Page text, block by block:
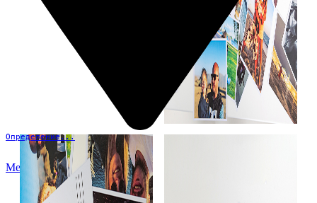
Определение...
Меню